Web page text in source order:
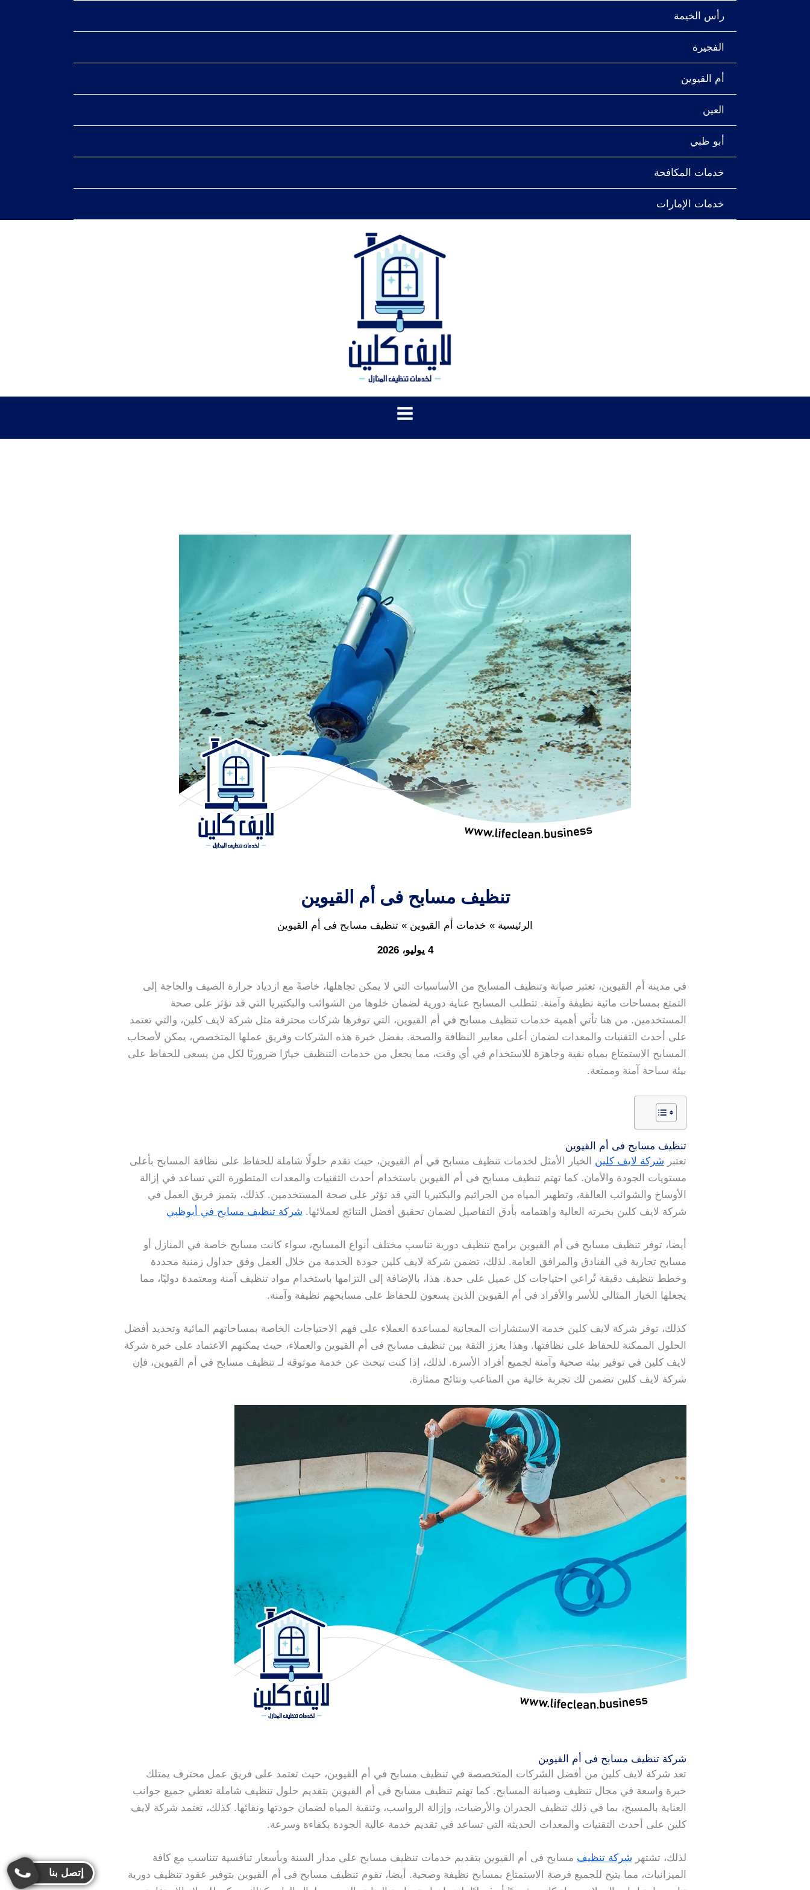
رأس الخيمة
الفجيرة
أم القيوين
العين
أبو ظبي
خدمات المكافحة
خدمات الإمارات
تنظيف مسابح فى أم القيوين
الرئيسية خدمات أم القيوين تنظيف مسابح فى أم القيوين
4 يوليو، 2026
في مدينة أم القيوين، تعتبر صيانة وتنظيف المسابح من الأساسيات التي لا يمكن تجاهلها، خاصةً مع ازدياد حرارة الصيف والحاجة إلى
التمتع بمساحات مائية نظيفة وآمنة. تتطلب المسابح عناية دورية لضمان خلوها من الشوائب والبكتيريا التي قد تؤثر على صحة
المستخدمين. من هنا تأتي أهمية خدمات تنظيف مسابح في أم القيوين، التي توفرها شركات محترفة مثل شركة لايف كلين، والتي تعتمد
على أحدث التقنيات والمعدات لضمان أعلى معايير النظافة والصحة. بفضل خبرة هذه الشركات وفريق عملها المتخصص، يمكن لأصحاب
المسابح الاستمتاع بمياه نقية وجاهزة للاستخدام في أي وقت، مما يجعل من خدمات التنظيف خيارًا ضروريًا لكل من يسعى للحفاظ على
بيئة سباحة آمنة وممتعة.
تنظيف مسابح فى أم القيوين
تعتبر شركة لايف كلين الخيار الأمثل لخدمات تنظيف مسابح في أم القيوين، حيث تقدم حلولًا شاملة للحفاظ على نظافة المسابح بأعلى
مستويات الجودة والأمان. كما تهتم تنظيف مسابح فى أم القيوين باستخدام أحدث التقنيات والمعدات المتطورة التي تساعد في إزالة
الأوساخ والشوائب العالقة، وتطهير المياه من الجراثيم والبكتيريا التي قد تؤثر على صحة المستخدمين. كذلك، يتميز فريق العمل في
شركة لايف كلين بخبرته العالية واهتمامه بأدق التفاصيل لضمان تحقيق أفضل النتائج لعملائها. شركة تنظيف مسابح في أبوظبي
أيضا، توفر تنظيف مسابح فى أم القيوين برامج تنظيف دورية تناسب مختلف أنواع المسابح، سواء كانت مسابح خاصة في المنازل أو
مسابح تجارية في الفنادق والمرافق العامة. لذلك، تضمن شركة لايف كلين جودة الخدمة من خلال العمل وفق جداول زمنية محددة
وخطط تنظيف دقيقة تُراعي احتياجات كل عميل على حدة. هذا، بالإضافة إلى التزامها باستخدام مواد تنظيف آمنة ومعتمدة دوليًا، مما
يجعلها الخيار المثالي للأسر والأفراد في أم القيوين الذين يسعون للحفاظ على مسابحهم نظيفة وآمنة.
كذلك، توفر شركة لايف كلين خدمة الاستشارات المجانية لمساعدة العملاء على فهم الاحتياجات الخاصة بمساحاتهم المائية وتحديد أفضل
الحلول الممكنة للحفاظ على نظافتها. وهذا يعزز الثقة بين تنظيف مسابح فى أم القيوين والعملاء، حيث يمكنهم الاعتماد على خبرة شركة
لايف كلين في توفير بيئة صحية وآمنة لجميع أفراد الأسرة. لذلك، إذا كنت تبحث عن خدمة موثوقة لـ تنظيف مسابح في أم القيوين، فإن
شركة لايف كلين تضمن لك تجربة خالية من المتاعب ونتائج ممتازة.
شركة تنظيف مسابح فى أم القيوين
تعد شركة لايف كلين من أفضل الشركات المتخصصة في تنظيف مسابح في أم القيوين، حيث تعتمد على فريق عمل محترف يمتلك
خبرة واسعة في مجال تنظيف وصيانة المسابح. كما تهتم تنظيف مسابح فى أم القيوين بتقديم حلول تنظيف شاملة تغطي جميع جوانب
العناية بالمسبح، بما في ذلك تنظيف الجدران والأرضيات، وإزالة الرواسب، وتنقية المياه لضمان جودتها ونقائها. كذلك، تعتمد شركة لايف
كلين على أحدث التقنيات والمعدات الحديثة التي تساعد في تقديم خدمة عالية الجودة بكفاءة وسرعة.
لذلك، تشتهر شركة تنظيف مسابح فى أم القيوين بتقديم خدمات تنظيف مسابح على مدار السنة وبأسعار تنافسية تتناسب مع كافة
الميزانيات، مما يتيح للجميع فرصة الاستمتاع بمسابح نظيفة وصحية. أيضا، تقوم تنظيف مسابح فى أم القيوين بتوفير عقود تنظيف دورية
إتصل بنا